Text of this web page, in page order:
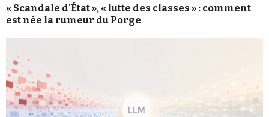
« Scandale d'État », « lutte des classes » : comment
est née la rumeur du Porge